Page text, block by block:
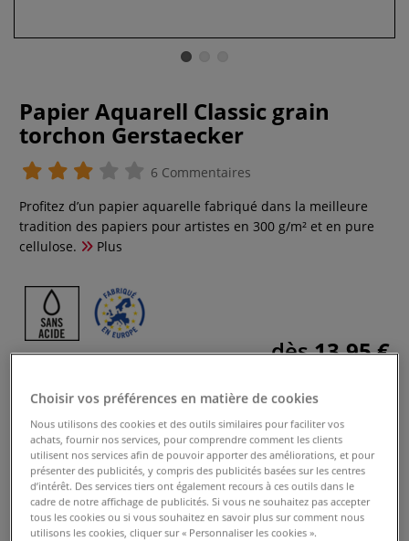
Papier Aquarell Classic grain
torchon Gerstaecker
6 Commentaires
Profitez d’un papier aquarelle fabriqué dans la meilleure
tradition des papiers pour artistes en 300 g/m² et en pure
cellulose.
Plus
dès13,95 €
Acheter ce Produit
Ces articles pourraient également vous
intéresser
EXCLUSIVITÉ
Choisir vos préférences en matière de cookies
Nous utilisons des cookies et des outils similaires pour faciliter vos
achats, fournir nos services, pour comprendre comment les clients
utilisent nos services afin de pouvoir apporter des améliorations, et pour
présenter des publicités, y compris des publicités basées sur les centres
d’intérêt. Des services tiers ont également recours à ces outils dans le
cadre de notre affichage de publicités. Si vous ne souhaitez pas accepter
tous les cookies ou si vous souhaitez en savoir plus sur comment nous
utilisons les cookies, cliquer sur « Personnaliser les cookies ».